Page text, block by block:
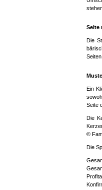
Seite
Die
Ein
Seite
Die
©
Die